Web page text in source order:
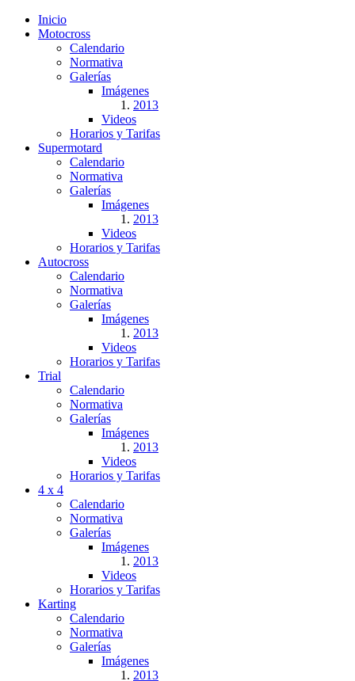
Inicio
Motocross
Calendario
Normativa
Galerías
Imágenes
2013
Videos
Horarios y Tarifas
Supermotard
Calendario
Normativa
Galerías
Imágenes
2013
Videos
Horarios y Tarifas
Autocross
Calendario
Normativa
Galerías
Imágenes
2013
Videos
Horarios y Tarifas
Trial
Calendario
Normativa
Galerías
Imágenes
2013
Videos
Horarios y Tarifas
4 x 4
Calendario
Normativa
Galerías
Imágenes
2013
Videos
Horarios y Tarifas
Karting
Calendario
Normativa
Galerías
Imágenes
2013